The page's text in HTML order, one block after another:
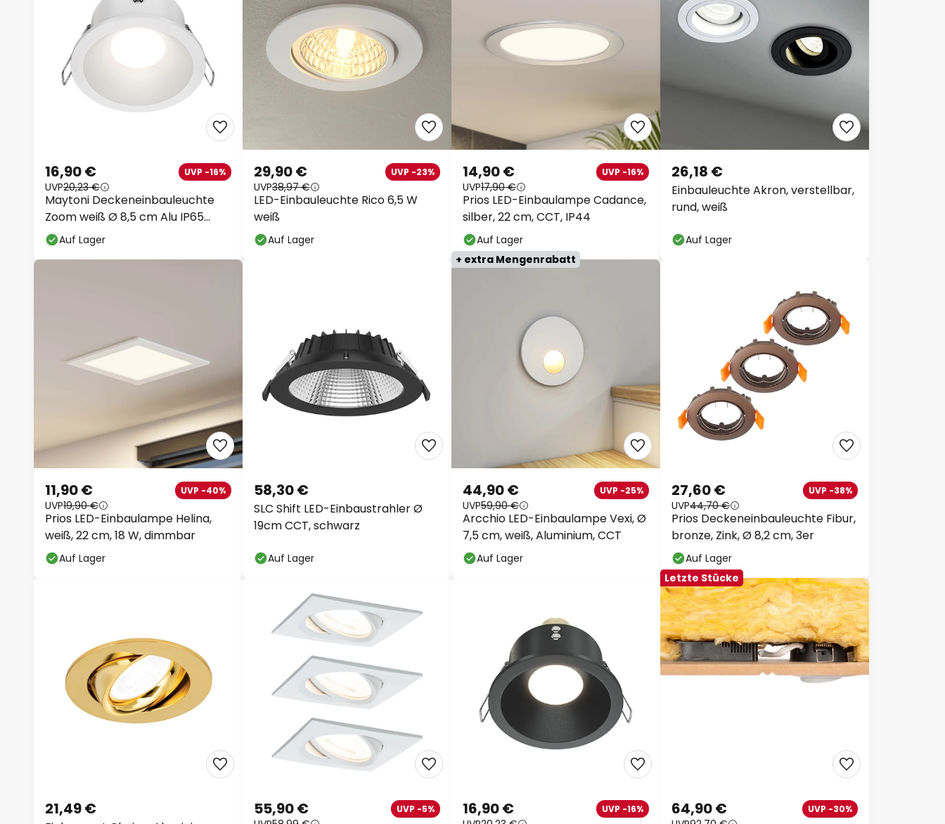
Maytoni Deckeneinbauleuchte
Zoom weiß Ø 8,5 cm Alu IP65
GU10
16,90 € UVP -16%
UVP20,23 €
Auf Lager
LED-Einbauleuchte Rico 6,5 W
weiß
29,90 € UVP -23%
UVP38,97 €
Auf Lager
Prios LED-Einbaulampe Cadance,
silber, 22 cm, CCT, IP44
14,90 € UVP -16%
UVP17,90 €
Auf Lager
Einbauleuchte Akron, verstellbar,
rund, weiß
26,18 €
Auf Lager
Prios LED-Einbaulampe Helina,
weiß, 22 cm, 18 W, dimmbar
11,90 € UVP -40%
UVP19,90 €
Auf Lager
SLC Shift LED-Einbaustrahler Ø
19cm CCT, schwarz
58,30 €
Auf Lager
+ extra Mengenrabatt
Arcchio LED-Einbaulampe Vexi, Ø
7,5 cm, weiß, Aluminium, CCT
44,90 € UVP -25%
UVP59,90 €
Auf Lager
Prios Deckeneinbauleuchte Fibur,
bronze, Zink, Ø 8,2 cm, 3er
27,60 € UVP -38%
UVP44,70 €
Auf Lager
21,49 € 55,90 € UVP -5% 16,90 € UVP -16%
Letzte Stücke
64,90 € UVP -30%